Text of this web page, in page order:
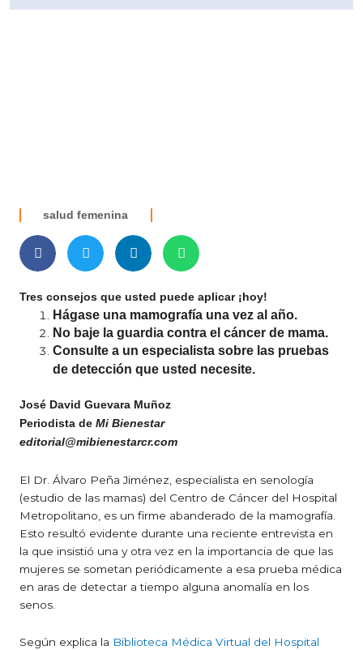
salud femenina
Tres consejos que usted puede aplicar ¡hoy!
Hágase una mamografía una vez al año.
No baje la guardia contra el cáncer de mama.
Consulte a un especialista sobre las pruebas
de detección que usted necesite.
José David Guevara Muñoz
Periodista de Mi Bienestar
editorial@mibienestarcr.com
El Dr. Álvaro Peña Jiménez, especialista en senología
(estudio de las mamas) del Centro de Cáncer del Hospital
Metropolitano, es un firme abanderado de la mamografía.
Esto resultó evidente durante una reciente entrevista en
la que insistió una y otra vez en la importancia de que las
mujeres se sometan periódicamente a esa prueba médica
en aras de detectar a tiempo alguna anomalía en los
senos.
Según explica la Biblioteca Médica Virtual del Hospital